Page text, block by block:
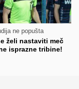
ne popušta
želi nastaviti meč
isprazne tribine!